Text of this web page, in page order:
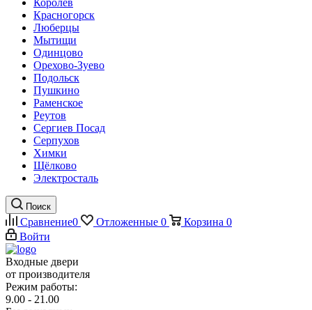
Королёв
Красногорск
Люберцы
Мытищи
Одинцово
Орехово-Зуево
Подольск
Пушкино
Раменское
Реутов
Сергиев Посад
Серпухов
Химки
Щёлково
Электросталь
Поиск
Сравнение0 Отложенные 0 Корзина 0
Войти
Входные двери
от производителя
Режим работы:
9.00 - 21.00